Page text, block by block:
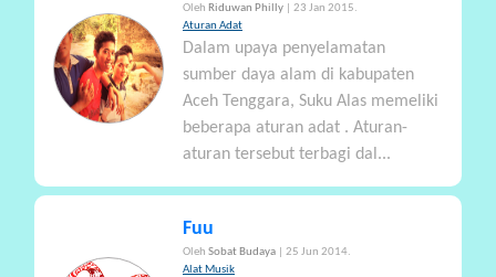
Oleh Riduwan Philly
| 23 Jan 2015.
Aturan Adat
Dalam upaya penyelamatan
sumber daya alam di kabupaten
Aceh Tenggara, Suku Alas memeliki
beberapa aturan adat . Aturan-
aturan tersebut terbagi dal...
Fuu
Oleh Sobat Budaya
| 25 Jun 2014.
Alat Musik